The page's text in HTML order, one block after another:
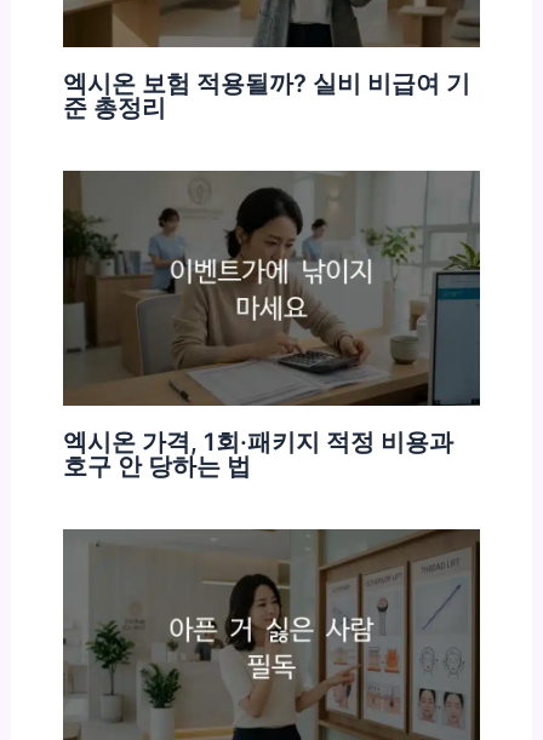
엑시온 보험 적용될까? 실비 비급여 기
준 총정리
엑시온 가격, 1회·패키지 적정 비용과
호구 안 당하는 법